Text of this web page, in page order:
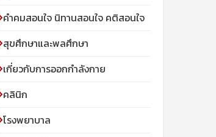
คําคมสอนใจ นิทานสอนใจ คติสอนใจ
สุขศึกษาและพลศึกษา
เกี่ยวกับการออกกำลังกาย
คลินิก
โรงพยาบาล